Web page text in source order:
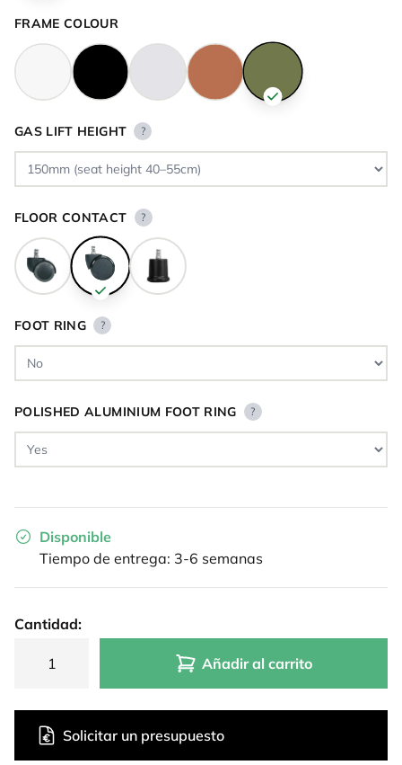
FRAME COLOUR
GAS LIFT HEIGHT ?
FLOOR CONTACT ?
FOOT RING ?
POLISHED ALUMINIUM FOOT RING ?
Disponible
Tiempo de entrega: 3-6 semanas
Cantidad:
Añadir al carrito
Solicitar un presupuesto